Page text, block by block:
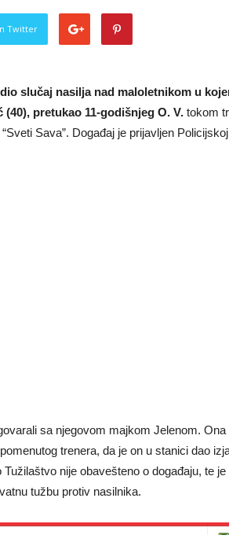
Twitter
slučaj nasilja nad maloletnikom u
pretukao 11-godišnjeg O. V. tokom
Sava”. Događaj je prijavljen
sa njegovom majkom Jelenom.
trenera, da je on u stanici dao
nije obavešteno o događaju, te
tužbu protiv nasilnika.